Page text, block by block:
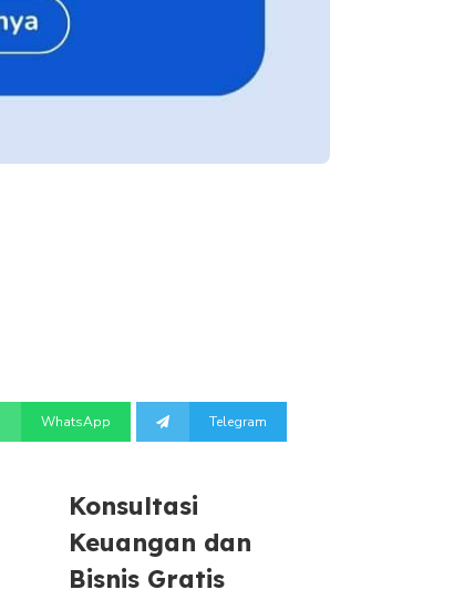
WhatsApp Telegram
Konsultasi
Keuangan dan
Bisnis Gratis